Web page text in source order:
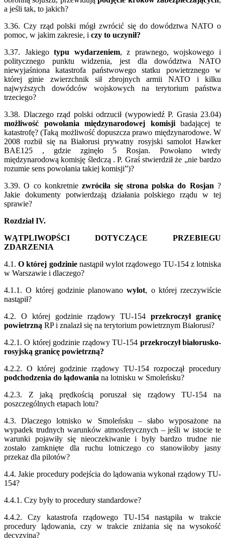
a jeśli tak, to jakich?
3.36. Czy rząd polski mógł zwrócić się do dowództwa NATO o
pomoc, w jakim zakresie, i czy to uczynił?
3.37. Jakiegotypu wydarzeniem, z prawnego, wojskowego i
politycznego punktu widzenia, jest dla dowództwa NATO
niewyjaśniona katastrofa państwowego statku powietrznego w
której ginie zwierzchnik sił zbrojnych armii NATO i kilku
najwyższych dowódców wojskowych na terytorium państwa
trzeciego?
3.38. Dlaczego rząd polski odrzucił (wypowiedź P. Grasia 23.04)
możliwość powołania
międzynarodowej komisjibadającej te
katastrofę? (Taką możliwość dopuszcza prawo międzynarodowe. W
2008 rozbił się na Białorusi prywatny rosyjski samolot Hawker
BAE125 , gdzie zginęło 5 Rosjan. Powołano wtedy
międzynarodową komisję śledczą . P. Graś stwierdził że „nie bardzo
rozumie sens powołania takiej komisji”)?
3.39. O co konkretniezwróciła się strona polska do Rosjan ?
Jakie dokumenty potwierdzają działania polskiego rządu w tej
sprawie?
Rozdział IV.
WĄTPLIWOPŚCI DOTYCZĄCE PRZEBIEGU
ZDARZENIA
4.1.O której godzinienastąpił wylot rządowego TU-154 z lotniska
w Warszawie i dlaczego?
4.1.1. O której godzinie planowanowylot, o której rzeczywiście
nastąpił?
4.2. O której godzinie rządowy TU-154 przekroczył granicę
powietrzną RP i znalazł się na terytorium powietrznym Białorusi?
4.2.1. O której godzinie rządowy TU-154 przekroczył białorusko-
rosyjską granicę powietrzną?
4.2.2. O której godzinie rządowy TU-154 rozpoczął procedury
podchodzenia do lądowania na lotnisku w Smoleńsku?
4.2.3. Z jaką prędkością poruszał się rządowy TU-154 na
poszczególnych etapach lotu?
4.3. Dlaczego lotnisko w Smoleńsku – słabo wyposażone na
wypadek trudnych warunków atmosferycznych – jeśli w istocie te
warunki pojawiły się nieoczekiwanie i były bardzo trudne nie
zostało zamknięte dla ruchu lotniczego co stanowiłoby jasny
przekaz dla pilotów?
4.4. Jakie procedury podejścia do lądowania wykonał rządowy TU-
154?
4.4.1. Czy były to procedury standardowe?
4.4.2. Czy katastrofa rządowego TU-154 nastąpiła w trakcie
procedury lądowania, czy w trakcie zniżania się na wysokość
decyzyjną?